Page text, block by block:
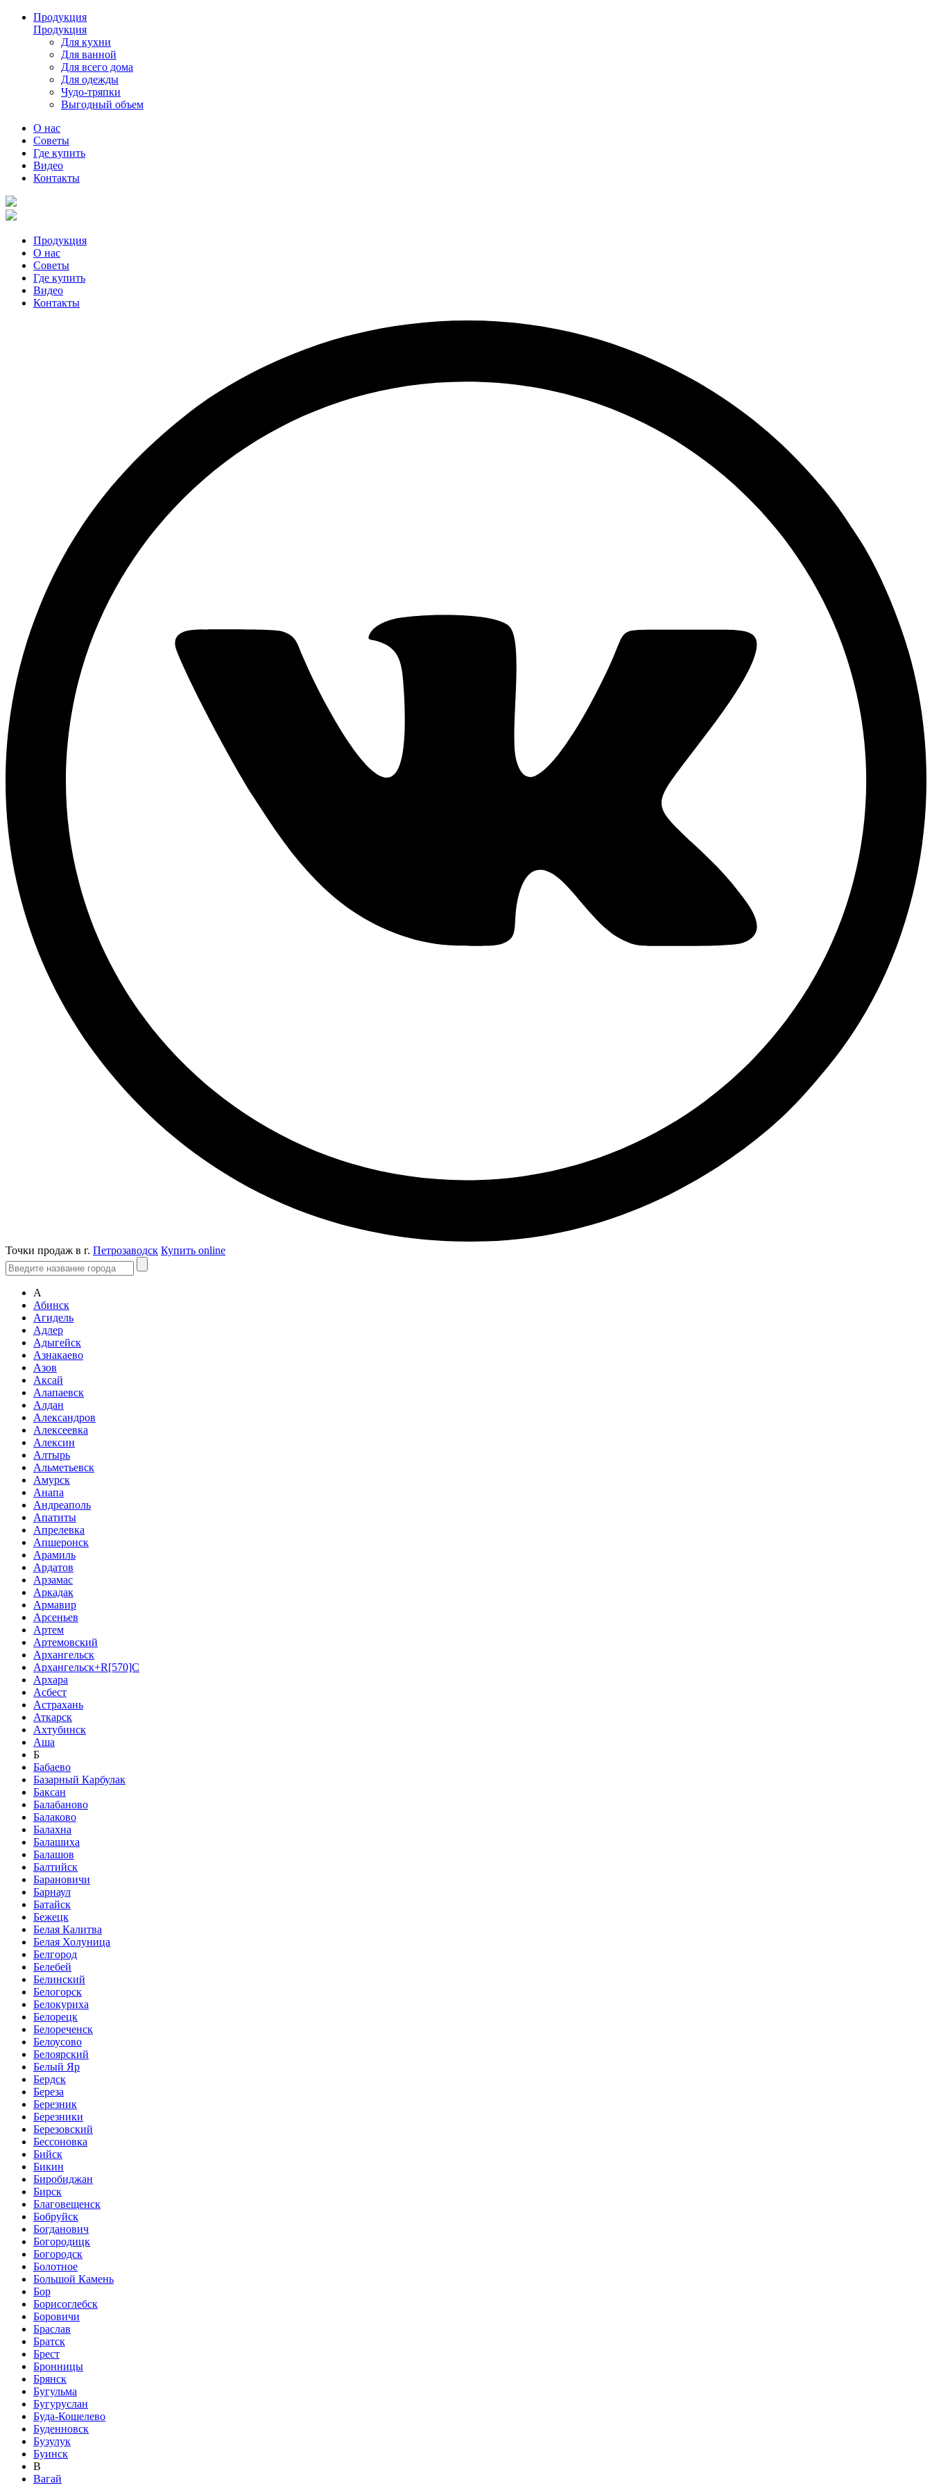
Продукция
Продукция
Для кухни
Для ванной
Для всего дома
Для одежды
Чудо-тряпки
Выгодный объем
О нас
Советы
Где купить
Видео
Контакты
Продукция
О нас
Советы
Где купить
Видео
Контакты
Точки продаж в г. Петрозаводск Купить online
А
Абинск
Агидель
Адлер
Адыгейск
Азнакаево
Азов
Аксай
Алапаевск
Алдан
Александров
Алексеевка
Алексин
Алтырь
Альметьевск
Амурск
Анапа
Андреаполь
Апатиты
Апрелевка
Апшеронск
Арамиль
Ардатов
Арзамас
Аркадак
Армавир
Арсеньев
Артем
Артемовский
Архангельск
Архангельск+R[570]C
Архара
Асбест
Астрахань
Аткарск
Ахтубинск
Аша
Б
Бабаево
Базарный Карбулак
Баксан
Балабаново
Балаково
Балахна
Балашиха
Балашов
Балтийск
Барановичи
Барнаул
Батайск
Бежецк
Белая Калитва
Белая Холуница
Белгород
Белебей
Белинский
Белогорск
Белокуриха
Белорецк
Белореченск
Белоусово
Белоярский
Белый Яр
Бердск
Береза
Березник
Березники
Березовский
Бессоновка
Бийск
Бикин
Биробиджан
Бирск
Благовещенск
Бобруйск
Богданович
Богородицк
Богородск
Болотное
Большой Камень
Бор
Борисоглебск
Боровичи
Браслав
Братск
Брест
Бронницы
Брянск
Бугульма
Бугуруслан
Буда-Кошелево
Буденновск
Бузулук
Буинск
В
Вагай